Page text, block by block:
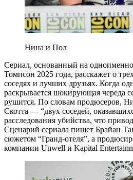
Нина и Пол
Сериал, основанный на
Томпсон 2025 года, расскажет о
соседях и лучших друзьях. Когда
раскрывается шокирующая череда
рушится. По словам продюсеров,
Скотта — “двух соседей,
расследования убийства, что
Сценарий сериала пишет Брайан
сюжетом “Гранд-отеля”, а
компании Unwell и Kapital